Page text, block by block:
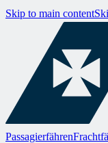
Skip to main content
Passagierfähren